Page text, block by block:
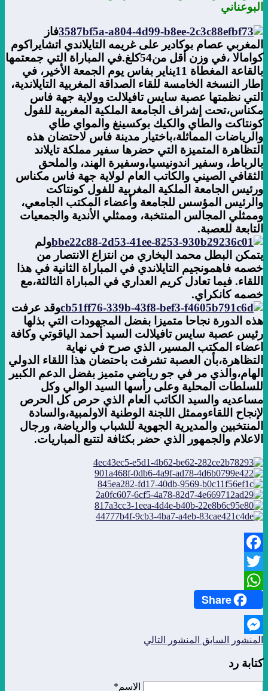
البوعناني
فاز
المغربي عصام بوكادير على غريمه التايلاندي اتشايراكوم
كوامالا ،في وزن أقل من54كلغ.في المباراة التي جمعتمها
بالقاعة المغطاة 11يناير بفاس يوم الجمعة الأخير، في
إطار النسخة الخامسة للقاء الصداقة المغربية التايلاندية،
التي نظمتها عصبة سايس تافيلالت وولاية جهة فاس
مكناس،تحت إشراف الجامعة الملكية المغربية للفول
كونتاكت والطاي والكيك بوكسينغ والمواي طاي
والرياضات المماثلة،باختيار مدينة فاس لاحتضان هذه
التظاهرة المتميزة التي حضرها سفير مملكة تايلاند
بالرباط، وسفير اندونيسيا،وسفيرة الهند، والملحق
الثقافي الصيني والكاتب العام لولاية جهة فاس مكناس
ورئيس الجامعة الملكية المغربية للفول كونتاكت
والرئيس المؤسس للجامعة وأعضاء المكتب الجامعي،
وممثلي المجالس المنتخبة، وممثلي الأندية والجمعيات
التابعة للعصبة.
ولم
يتمكن البطل محمد البخاري من انتزاع الانتصار من
خصمه فاهمونجيم التايلاندي في المباراة الثانية في هذا
اللقاء. فيما تعادل كريم العداري في المباراة الثالثة،مع
خصمه كانكراي.
وقد عرفت
هذه الدورة نجاحا متميزا بفضل المجهودات التي بذلها
رئيس عصبة سايس تافيلالت السيد أحمد الياقوتي وكافة
اعضاء المكتب المسير، الذي صرح في نهاية
التظاهرة،بأن العصبة تشرفت باحتضان هذا اللقاء الدولي
الهام،والذي مر في جو رياضي متميز بفضل الدعم الكبير
للسلطات المحلية وعلى رأسها السيد الوالي وكل
مساعديه والسيد الكاتب العام الذي حرص كل الحرص
لإنجاح اللقاءوممثل اللجنة الوطنية الاولمبية،والسادة
المنتخبين والمديرية الجهوية للشباب والرياضة، ورجال
الاعلام والجمهور الذي حضر بكثافة لتتبع المباريات.
Facebook
Twitter
WhatsApp
Share
Messenger
المنشور السابق المنشور التالي
كتابة رد
الاسم*